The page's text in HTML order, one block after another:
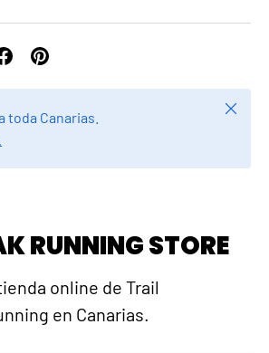
toda Canarias.
Cerrar
RUNNING STORE
online de Trail
en Canarias.